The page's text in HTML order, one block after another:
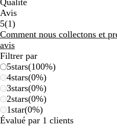
Qualité
Avis
5(11
avis
)
Comment nous collectons et
avis
Filtrer par
5stars(100%)
4stars(0%)
3stars(0%)
2stars(0%)
1star(0%)
Évalué par 1 clients